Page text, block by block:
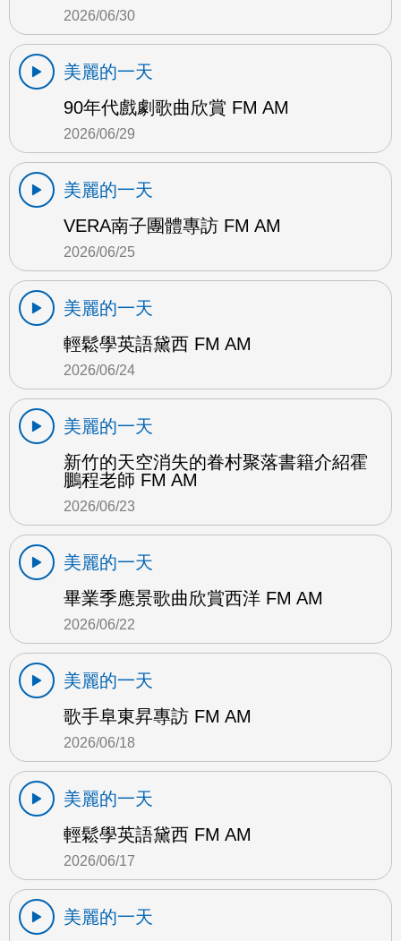
2026/06/30
美麗的一天
90年代戲劇歌曲欣賞 FM AM
2026/06/29
美麗的一天
VERA南子團體專訪 FM AM
2026/06/25
美麗的一天
輕鬆學英語黛西 FM AM
2026/06/24
美麗的一天
新竹的天空消失的眷村聚落書籍介紹霍
鵬程老師 FM AM
2026/06/23
美麗的一天
畢業季應景歌曲欣賞西洋 FM AM
2026/06/22
美麗的一天
歌手阜東昇專訪 FM AM
2026/06/18
美麗的一天
輕鬆學英語黛西 FM AM
2026/06/17
美麗的一天